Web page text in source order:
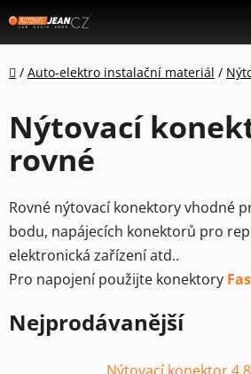
na
obsah
Domů
/ Auto-elektro instalační materiál /
Nýtovací
rovné
Rovné nýtovací konektory vhodné
bodu, napájecích konektorů pro
elektronická zařízení atd..
Pro napojení použijte konektory
Nejprodávanější